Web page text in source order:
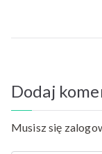
Dodaj
Musisz się